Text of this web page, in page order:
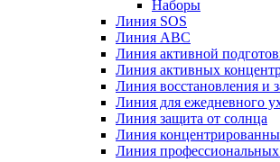
Наборы
Линия SOS
Линия АВС
Линия активной
Линия активных
Линия восстановления и
Линия для ежедневного
Линия защита от солнца
Линия
Линия